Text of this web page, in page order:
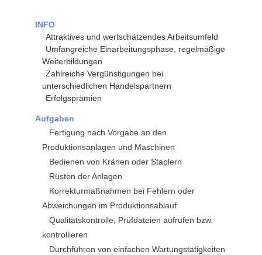
INFO
Attraktives und wertschätzendes Arbeitsumfeld
Umfangreiche Einarbeitungsphase, regelmäßige
Weiterbildungen
Zahlreiche Vergünstigungen bei
unterschiedlichen Handelspartnern
Erfolgsprämien
Aufgaben
Fertigung nach Vorgabe an den
Produktionsanlagen und Maschinen
Bedienen von Kränen oder Staplern
Rüsten der Anlagen
Korrekturmaßnahmen bei Fehlern oder
Abweichungen im Produktionsablauf
Qualitätskontrolle, Prüfdateien aufrufen bzw.
kontrollieren
Durchführen von einfachen Wartungstätigkeiten